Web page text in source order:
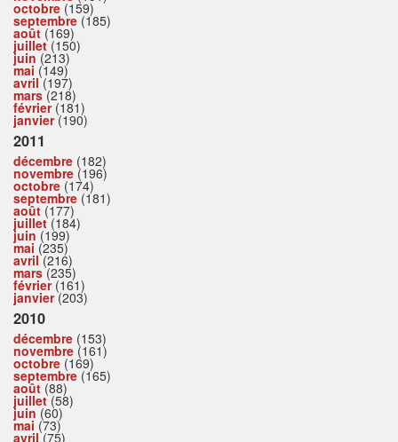
octobre (159)
septembre (185)
août (169)
juillet(150)
juin (213)
mai (149)
avril(197)
mars(218)
février(181)
janvier(190)
2011
décembre (182)
novembre (196)
octobre (174)
septembre (181)
août (177)
juillet(184)
juin (199)
mai (235)
avril(216)
mars(235)
février(161)
janvier(203)
2010
décembre (153)
novembre (161)
octobre (169)
septembre (165)
août (88)
juillet(58)
juin (60)
mai (73)
avril(75)